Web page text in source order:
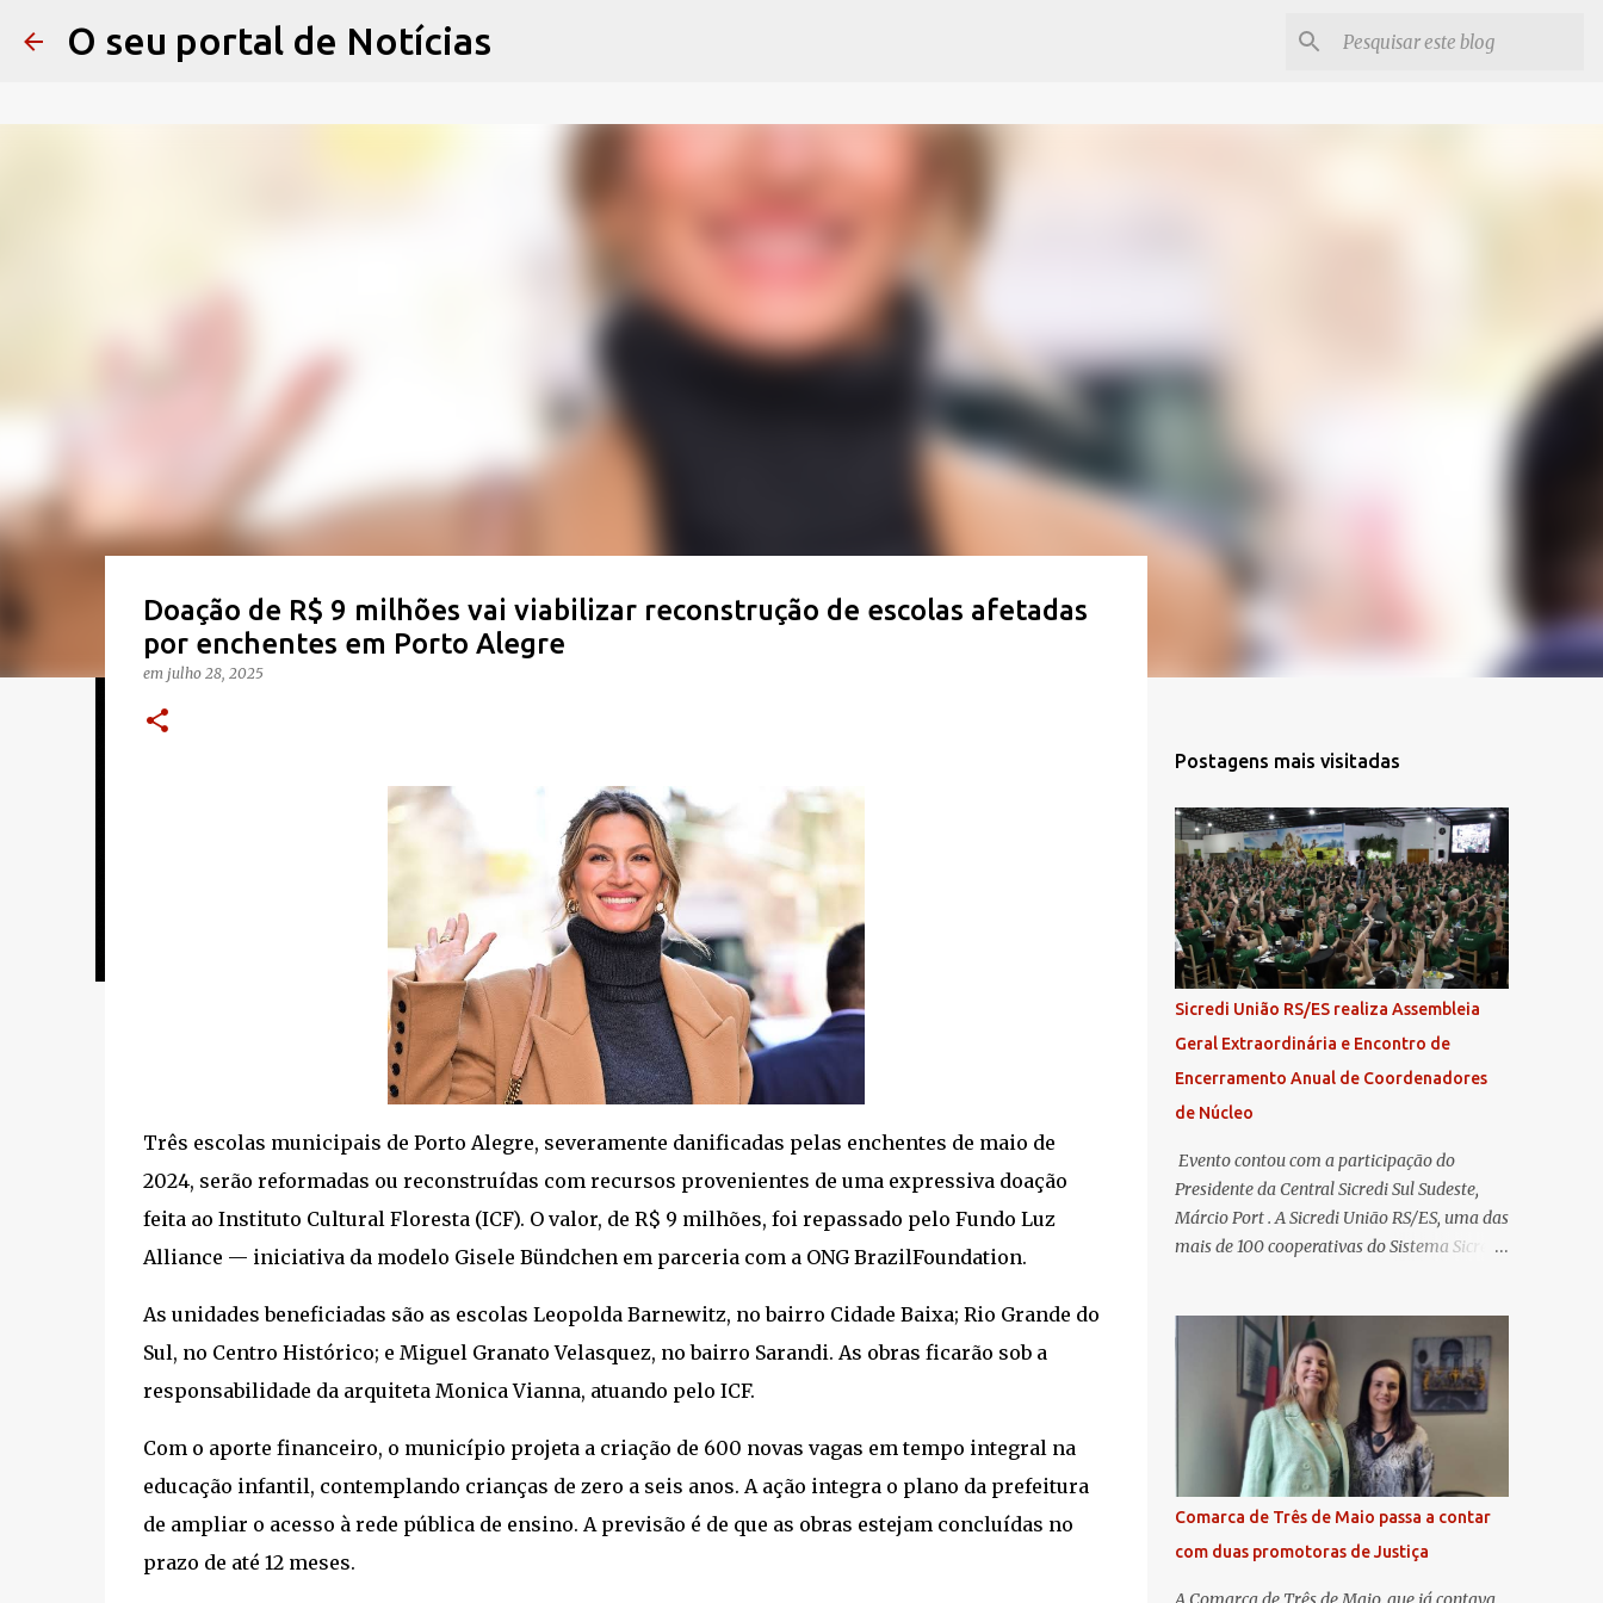
O seu portal de Notícias
Doação de R$ 9 milhões vai viabilizar reconstrução de escolas afetadas
por enchentes em Porto Alegre
em julho 28, 2025
Três escolas municipais de Porto Alegre, severamente danificadas pelas enchentes de maio de
2024, serão reformadas ou reconstruídas com recursos provenientes de uma expressiva doação
feita ao Instituto Cultural Floresta (ICF). O valor, de R$ 9 milhões, foi repassado pelo Fundo Luz
Alliance — iniciativa da modelo Gisele Bündchen em parceria com a ONG BrazilFoundation.
As unidades beneficiadas são as escolas Leopolda Barnewitz, no bairro Cidade Baixa; Rio Grande do
Sul, no Centro Histórico; e Miguel Granato Velasquez, no bairro Sarandi. As obras ficarão sob a
responsabilidade da arquiteta Monica Vianna, atuando pelo ICF.
Com o aporte financeiro, o município projeta a criação de 600 novas vagas em tempo integral na
educação infantil, contemplando crianças de zero a seis anos. A ação integra o plano da prefeitura
de ampliar o acesso à rede pública de ensino. A previsão é de que as obras estejam concluídas no
prazo de até 12 meses.
Postagens mais visitadas
Sicredi União RS/ES realiza Assembleia
Geral Extraordinária e Encontro de
Encerramento Anual de Coordenadores
de Núcleo
​ Evento contou com a participação do
Presidente da Central Sicredi Sul Sudeste,
Márcio Port . A Sicredi União RS/ES, uma das
mais de 100 cooperativas do Sistema Sicredi,
Encontro de Encerramento Anual de
Coordenadores de Núcleo, marcando o
fechamento de mais um ciclo de conquistas
e planejamento para o futuro. O evento
ocorreu presencialmente em Santa Rosa/RS
com transmissão simultânea para os
coordenadores capixabas, que estavam
reunidos em Cachoeiro de Itapemirim / ES.
Durante a Assembleia Geral Extraordinária,
foram debatidas e aprovadas pautas
Comarca de Três de Maio passa a contar
com duas promotoras de Justiça